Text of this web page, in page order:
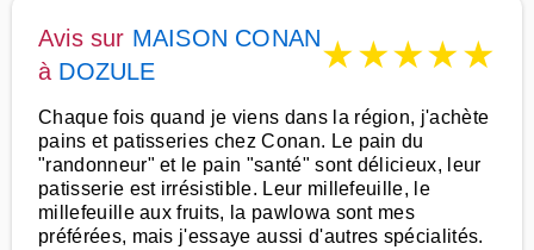
Avis sur MAISON CONAN
à DOZULE ★★★★★
Chaque fois quand je viens dans la région, j'achète
pains et patisseries chez Conan. Le pain du
"randonneur" et le pain "santé" sont délicieux, leur
patisserie est irrésistible. Leur millefeuille, le
millefeuille aux fruits, la pawlowa sont mes
préférées, mais j'essaye aussi d'autres spécialités.